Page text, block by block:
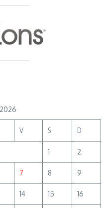
V S D
1 2
7 8 9
14 15 16